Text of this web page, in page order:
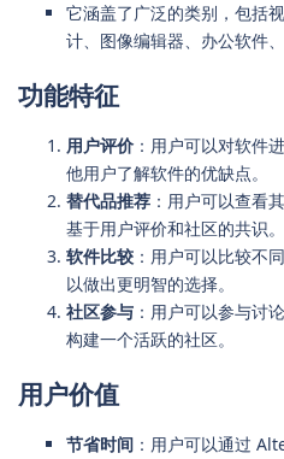
它涵盖了广泛的类别，包括
计、图像编辑器、办公软件
功能特征
用户评价 ：用户可以对软件
他用户了解软件的优缺点。
替代品推荐 ：用户可以查看
基于用户评价和社区的共识。
软件比较 ：用户可以比较不
以做出更明智的选择。
社区参与 ：用户可以参与讨
构建一个活跃的社区。
用户价值
节省时间 ：用户可以通过